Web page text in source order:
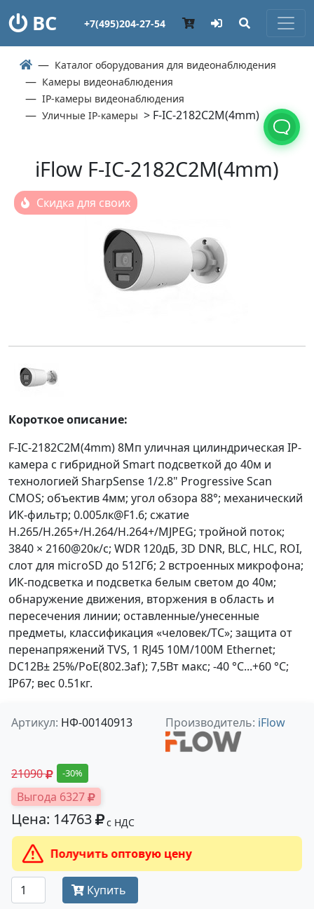
ВС +7(495)204-27-54
Каталог оборудования для видеонаблюдения
Камеры видеонаблюдения
IP-камеры видеонаблюдения
Уличные IP-камеры > F-IC-2182C2M(4mm)
iFlow F-IC-2182C2M(4mm)
Скидка для своих
Короткое описание:
F-IC-2182C2M(4mm) 8Мп уличная цилиндрическая IP-
камера с гибридной Smart подсветкой до 40м и
технологией SharpSense 1/2.8" Progressive Scan
CMOS; объектив 4мм; угол обзора 88°; механический
ИК-фильтр; 0.005лк@F1.6; сжатие
H.265/H.265+/H.264/H.264+/MJPEG; тройной поток;
3840 × 2160@20к/с; WDR 120дБ, 3D DNR, BLC, HLC, ROI,
слот для microSD до 512Гб; 2 встроенных микрофона;
ИК-подсветка и подсветка белым светом до 40м;
обнаружение движения, вторжения в область и
пересечения линии; оставленные/унесенные
предметы, классификация «человек/ТС»; защита от
перенапряжений TVS, 1 RJ45 10M/100M Ethernet;
DC12В± 25%/PoE(802.3af); 7,5Вт макс; -40 °C...+60 °C;
IP67; вес 0.51кг.
Артикул: НФ-00140913 Производитель: iFlow
21090 -30%
Выгода 6327
Цена: 14763 с НДС
Получить оптовую цену
Купить